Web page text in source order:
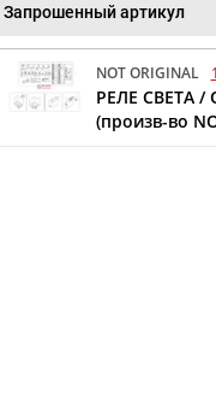
Запрошенный артикул
NOT ORIGINAL
РЕЛЕ СВЕТА /
(произв-во